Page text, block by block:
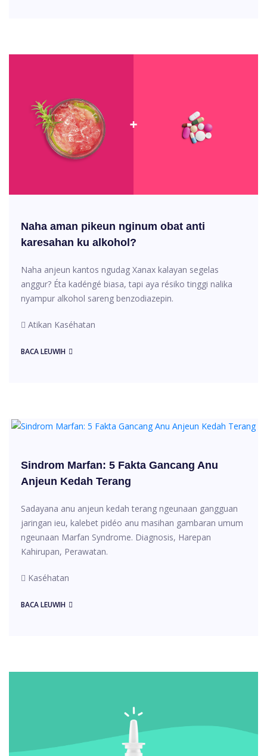
Naha aman pikeun nginum obat anti
karesahan ku alkohol?
Naha anjeun kantos ngudag Xanax kalayan segelas
anggur? Éta kadéngé biasa, tapi aya résiko tinggi nalika
nyampur alkohol sareng benzodiazepin.
Atikan Kaséhatan
BACA LEUWIH
Sindrom Marfan: 5 Fakta Gancang Anu
Anjeun Kedah Terang
Sadayana anu anjeun kedah terang ngeunaan gangguan
jaringan ieu, kalebet pidéo anu masihan gambaran umum
ngeunaan Marfan Syndrome. Diagnosis, Harepan
Kahirupan, Perawatan.
Kaséhatan
BACA LEUWIH